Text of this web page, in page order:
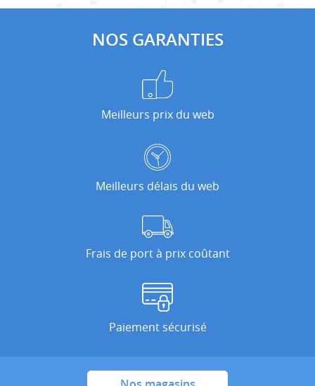
NOS GARANTIES
Meilleurs prix du web
Meilleurs délais du web
Frais de port à prix coûtant
Paiement sécurisé